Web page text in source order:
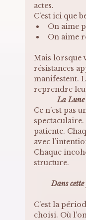
actes.
C’est ici que
On aime
On aime
Mais lorsque
résistances
manifestent.
reprendre
La Lune
Ce n’est pas
spectaculaire.
patiente.
avec
Chaque
structure.
Dans cette
C’est la
choisi. Où